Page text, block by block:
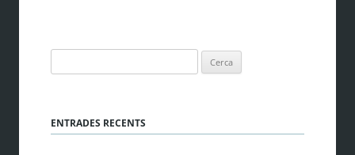
ENTRADES RECENTS